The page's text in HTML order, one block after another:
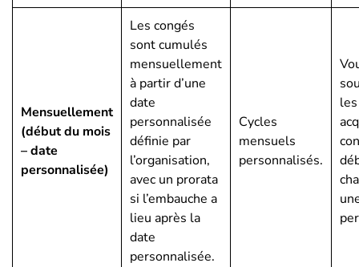
Mensuellement
(début du mois
– date
personnalisée)
Les congés
sont cumulés
mensuellement
à partir d’une
date
personnalisée
définie par
l’organisation,
avec un prorata
si l’embauche a
lieu après la
date
personnalisée.
Cycles
mensuels
personnalisés.